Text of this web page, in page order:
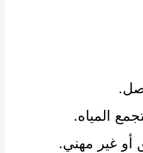
المياه.
أو غير مهني.